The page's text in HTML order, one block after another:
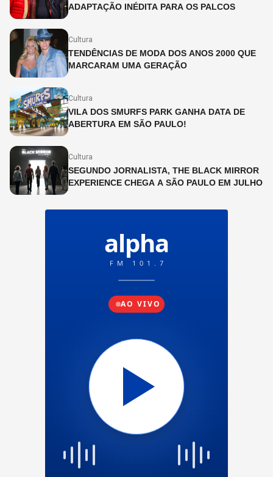
ADAPTAÇÃO INÉDITA PARA OS PALCOS
Cultura
TENDÊNCIAS DE MODA DOS ANOS 2000 QUE
MARCARAM UMA GERAÇÃO
Cultura
VILA DOS SMURFS PARK GANHA DATA DE
ABERTURA EM SÃO PAULO!
Cultura
SEGUNDO JORNALISTA, THE BLACK MIRROR
EXPERIENCE CHEGA A SÃO PAULO EM JULHO